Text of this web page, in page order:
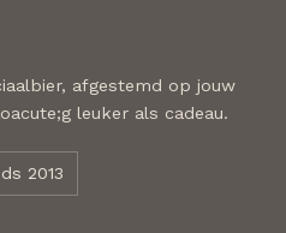
afgestemd op jouw
leuker als cadeau.
2013